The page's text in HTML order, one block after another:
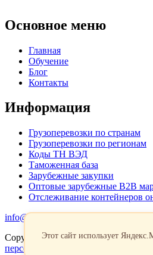
Основное меню
Главная
Обучение
Блог
Контакты
Информация
Грузоперевозки по странам
Грузоперевозки по регионам
Коды ТН ВЭД
Таможенная база
Зарубежные закупки
Оптовые зарубежные B2B
Отслеживание контейнеров
info@favorit-trans-import.ru
Copyright 2026. Все права
персональых данных
Согласие на
Этот сайт использует